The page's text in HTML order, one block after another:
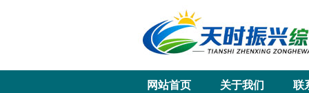
网站首页 关于我们 联